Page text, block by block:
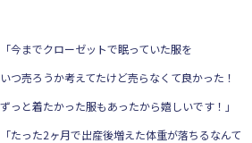
「今までクローゼットで眠っていた服を
いつ売ろうか考えてたけど売らなくて良かった！
ずっと着たかった服もあったから嬉しいです！」
「たった2ヶ月で出産後増えた体重が落ちるなんて